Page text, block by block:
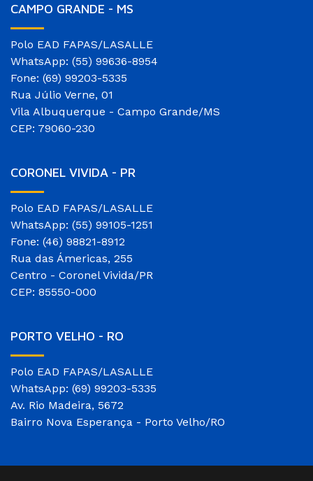
CAMPO GRANDE - MS
Polo EAD FAPAS/LASALLE
WhatsApp: (55) 99636-8954
Fone: (69) 99203-5335
Rua Júlio Verne, 01
Vila Albuquerque - Campo Grande/MS
CEP: 79060-230
CORONEL VIVIDA - PR
Polo EAD FAPAS/LASALLE
WhatsApp: (55) 99105-1251
Fone: (46) 98821-8912
Rua das Ámericas, 255
Centro - Coronel Vivida/PR
CEP: 85550-000
PORTO VELHO - RO
Polo EAD FAPAS/LASALLE
WhatsApp: (69) 99203-5335
Av. Rio Madeira, 5672
Bairro Nova Esperança - Porto Velho/RO